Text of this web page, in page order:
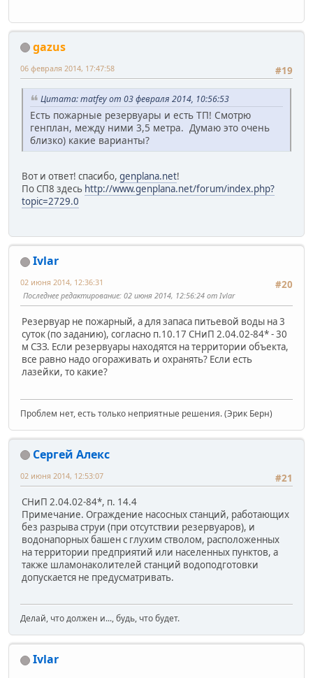
gazus
#19
06 февраля 2014, 17:47:58
Цитата: matfey от 03 февраля 2014, 10:56:53
Есть пожарные резервуары и есть ТП! Смотрю
генплан, между ними 3,5 метра. Думаю это очень
близко) какие варианты?
Вот и ответ! спасибо, genplana.net!
По СП8 здесь http://www.genplana.net/forum/index.php?
topic=2729.0
Ivlar
#20
02 июня 2014, 12:36:31
Последнее редактирование: 02 июня 2014, 12:56:24 от Ivlar
Резервуар не пожарный, а для запаса питьевой воды на 3
суток (по заданию), согласно п.10.17 СНиП 2.04.02-84* - 30
м СЗЗ. Если резервуары находятся на территории объекта,
все равно надо огораживать и охранять? Если есть
лазейки, то какие?
Проблем нет, есть только неприятные решения. (Эрик Берн)
Сергей Алекс
#21
02 июня 2014, 12:53:07
СНиП 2.04.02-84*, п. 14.4
Примечание. Ограждение насосных станций, работающих
без разрыва струи (при отсутствии резервуаров), и
водонапорных башен с глухим стволом, расположенных
на территории предприятий или населенных пунктов, а
также шламонаколителей станций водоподготовки
допускается не предусматривать.
Делай, что должен и..., будь, что будет.
Ivlar